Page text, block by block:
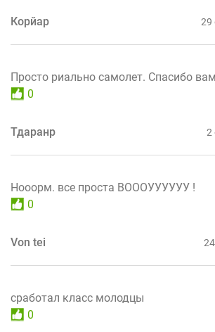
Корйар 29
Просто риально самолет. Спасибо вам
0
Тдаранр 2
Нооорм. все проста ВОООУУУУУУ !
0
Von tei
сработал класс молодцы
0